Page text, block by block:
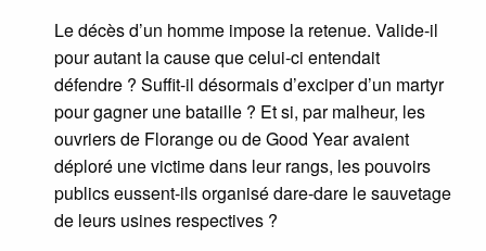
Le décès d’un homme impose la retenue. Valide-il
pour autant la cause que celui-ci entendait
défendre ? Suffit-il désormais d’exciper d’un martyr
pour gagner une bataille ? Et si, par malheur, les
ouvriers de Florange ou de Good Year avaient
déploré une victime dans leur rangs, les pouvoirs
publics eussent-ils organisé dare-dare le sauvetage
de leurs usines respectives ?